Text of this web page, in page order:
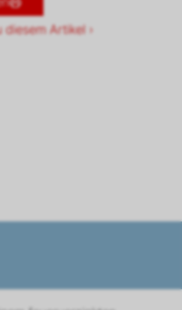
diesem Artikel ›